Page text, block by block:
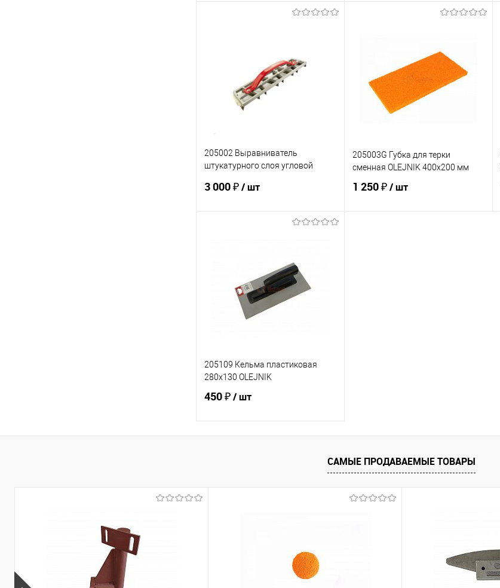
К сравнению
В избранное
Под заказ
Купить в 1 клик
К сравнению
В избранное
В наличии
205002 Выравниватель
штукатурного слоя угловой
3 000 ₽/ шт
К сравнению
В избранное
В наличии
205003G Губка для терки
сменная OLEJNIK 400х200 мм
1 250 ₽/ шт
205109 Кельма пластиковая
280х130 OLEJNIK
450 ₽/ шт
САМЫЕ ПРОДАВАЕМЫЕ ТОВАРЫ